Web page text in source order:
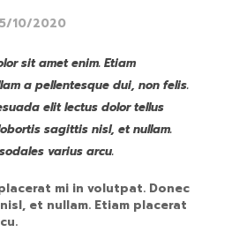
10/2020
sit amet enim. Etiam
a pellentesque dui, non felis.
elit lectus dolor tellus
sagittis nisl, et nullam.
varius arcu.
mi in volutpat. Donec
et nullam. Etiam placerat